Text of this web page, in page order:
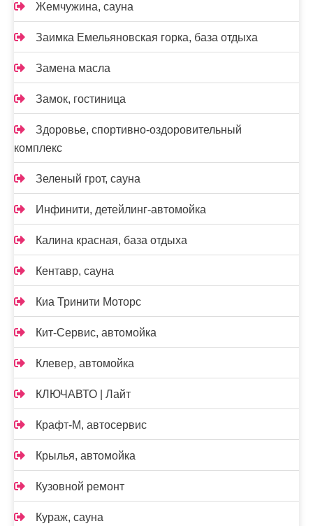
Жемчужина, сауна
Заимка Емельяновская горка, база отдыха
Замена масла
Замок, гостиница
Здоровье, спортивно-оздоровительный
комплекс
Зеленый грот, сауна
Инфинити, детейлинг-автомойка
Калина красная, база отдыха
Кентавр, сауна
Киа Тринити Моторс
Кит-Сервис, автомойка
Клевер, автомойка
КЛЮЧАВТО | Лайт
Крафт-М, автосервис
Крылья, автомойка
Кузовной ремонт
Кураж, сауна